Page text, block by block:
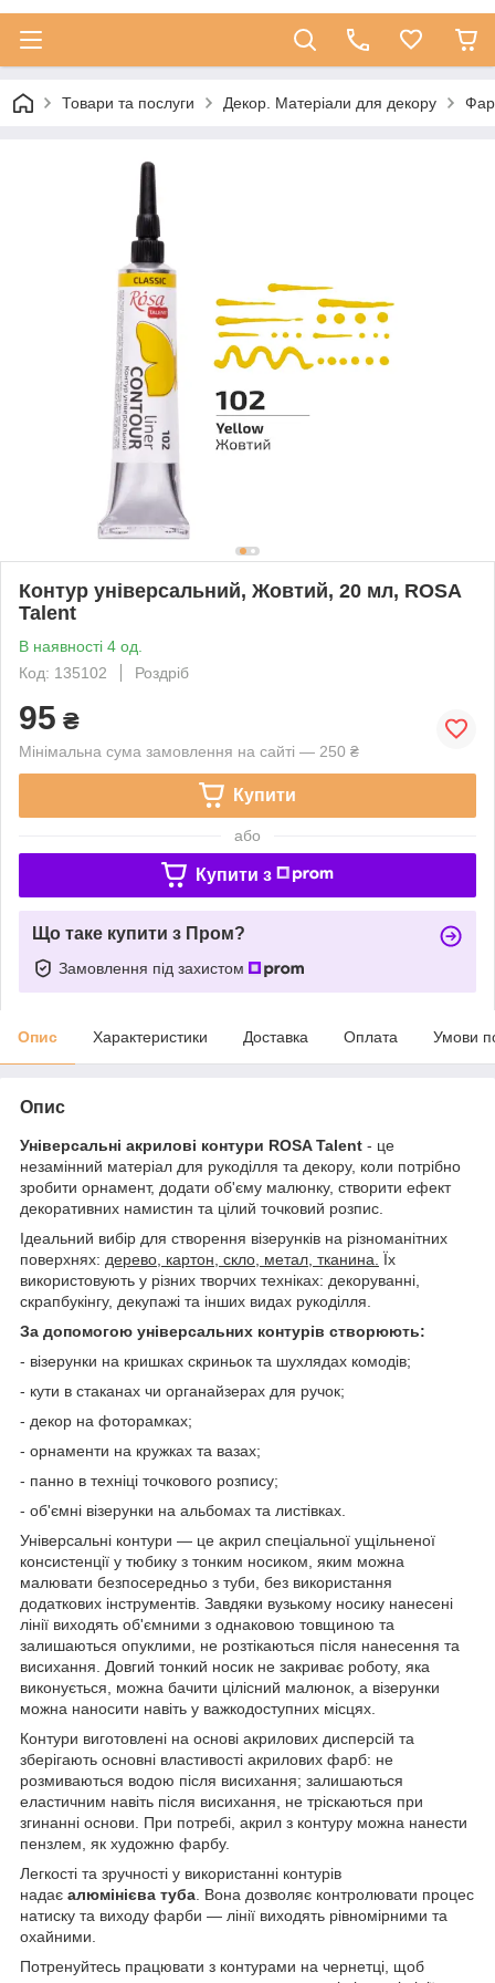
Товари та послуги Декор. Матеріали для декору
Контур універсальний, Жовтий, 20 мл, ROSA
Talent
В наявності 4 од.
Код: 135102
Роздріб
95 ₴
Мінімальна сума замовлення на сайті — 250 ₴
Купити
або
Купити з
Що таке купити з Пром?
Замовлення під захистом
Опис Характеристики Доставка Оплата Умови
Опис
Універсальні акрилові контури ROSA Talent - це
незамінний матеріал для рукоділля та декору, коли потрібно
зробити орнамент, додати об'єму малюнку, створити ефект
декоративних намистин та цілий точковий розпис.
Ідеальний вибір для створення візерунків на різноманітних
поверхнях: дерево, картон, скло, метал, тканина.
Їх
використовують у різних творчих техніках: декоруванні,
скрапбукінгу, декупажі та інших видах рукоділля.
За допомогою універсальних контурів створюють:
- візерунки на кришках скриньок та шухлядах комодів;
- кути в стаканах чи органайзерах для ручок;
- декор на фоторамках;
- орнаменти на кружках та вазах;
- панно в техніці точкового розпису;
- об'ємні візерунки на альбомах та листівках.
Універсальні контури — це акрил спеціальної ущільненої
консистенції у тюбику з тонким носиком, яким можна
малювати безпосередньо з туби, без використання
додаткових інструментів. Завдяки вузькому носику нанесені
лінії виходять об'ємними з однаковою товщиною та
залишаються опуклими, не розтікаються після нанесення та
висихання. Довгий тонкий носик не закриває роботу, яка
виконується, можна бачити цілісний малюнок, а візерунки
можна наносити навіть у важкодоступних місцях.
Контури виготовлені на основі акрилових дисперсій та
зберігають основні властивості акрилових фарб: не
розмиваються водою після висихання; залишаються
еластичним навіть після висихання, не тріскаються при
згинанні основи. При потребі, акрил з контуру можна нанести
пензлем, як художню фарбу.
Легкості та зручності у використанні контурів
надає алюмінієва туба . Вона дозволяє контролювати процес
натиску та виходу фарби — лінії виходять рівномірними та
охайними.
Потренуйтесь працювати з контурами на чернетці, щоб